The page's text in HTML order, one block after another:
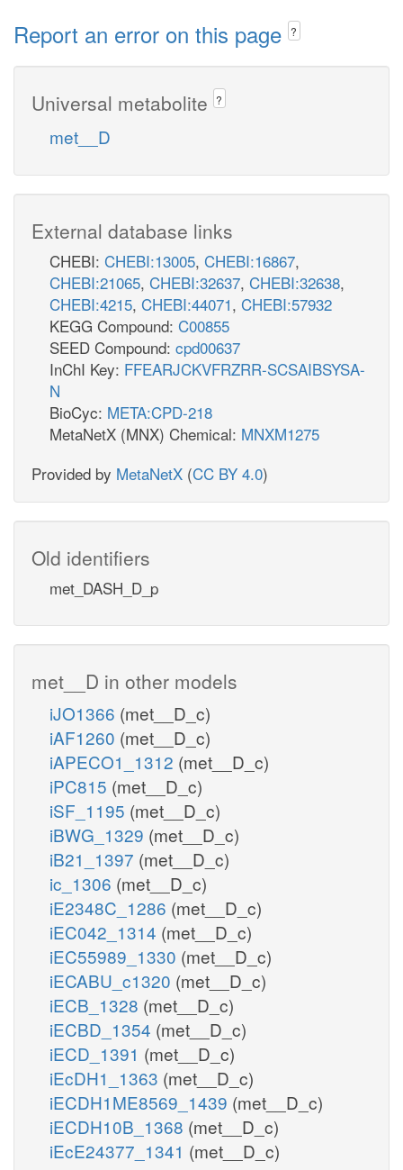
Report an error on this page ?
Universal metabolite ?
met__D
External database links
CHEBI: CHEBI:13005, CHEBI:16867,
CHEBI:21065, CHEBI:32637, CHEBI:32638,
CHEBI:4215, CHEBI:44071, CHEBI:57932
KEGG Compound: C00855
SEED Compound: cpd00637
InChI Key: FFEARJCKVFRZRR-SCSAIBSYSA-
N
BioCyc: META:CPD-218
MetaNetX (MNX) Chemical: MNXM1275
Provided by MetaNetX (CC BY 4.0)
Old identifiers
met_DASH_D_p
met__D in other models
iJO1366 (met__D_c)
iAF1260 (met__D_c)
iAPECO1_1312 (met__D_c)
iPC815 (met__D_c)
iSF_1195 (met__D_c)
iBWG_1329 (met__D_c)
iB21_1397 (met__D_c)
ic_1306 (met__D_c)
iE2348C_1286 (met__D_c)
iEC042_1314 (met__D_c)
iEC55989_1330 (met__D_c)
iECABU_c1320 (met__D_c)
iECB_1328 (met__D_c)
iECBD_1354 (met__D_c)
iECD_1391 (met__D_c)
iEcDH1_1363 (met__D_c)
iECDH1ME8569_1439 (met__D_c)
iECDH10B_1368 (met__D_c)
iEcE24377_1341 (met__D_c)